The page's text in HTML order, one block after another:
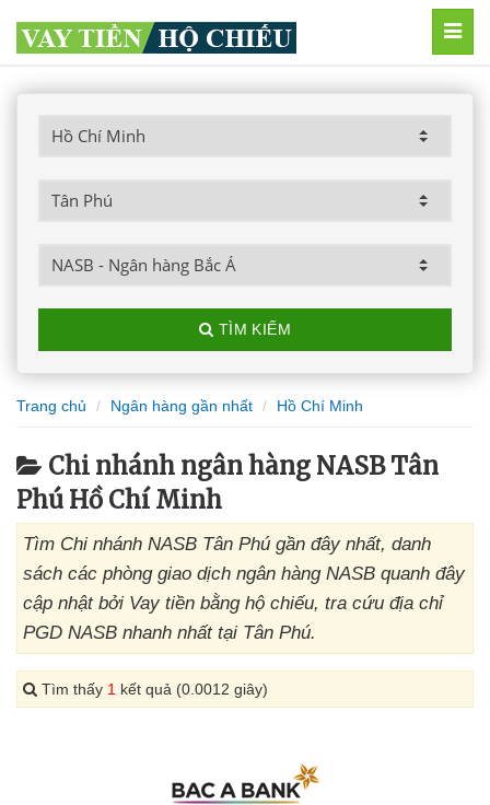
TÌM KIẾM
Trang chủ Ngân hàng gần nhất Hồ Chí Minh
Chi nhánh ngân hàng NASB Tân
Phú Hồ Chí Minh
Tìm Chi nhánh NASB Tân Phú gần đây nhất, danh
sách các phòng giao dịch ngân hàng NASB quanh đây
cập nhật bởi Vay tiền bằng hộ chiếu, tra cứu địa chỉ
PGD NASB nhanh nhất tại Tân Phú.
Tìm thấy 1 kết quả (0.0012 giây)